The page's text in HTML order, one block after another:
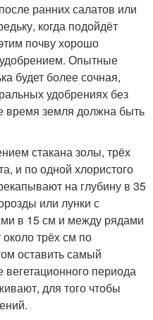
ранних салатов или
когда подойдёт
почву хорошо
Опытные
будет более сочная,
удобрениях без
время земля должна быть
стакана золы, трёх
и по одной хлористого
на глубину в 35
или лунки с
в 15 см и между рядами
трёх см по
оставить самый
периода
для того чтобы